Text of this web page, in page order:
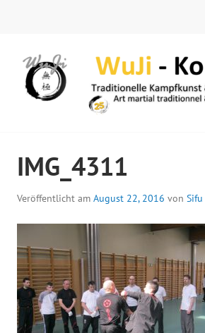
IMG_4311
Veröffentlicht am August 22, 2016 von Sifu